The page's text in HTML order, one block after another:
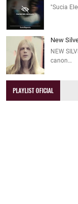
"Sucia
New
NEW
canon…
PLAYLIST OFICIAL